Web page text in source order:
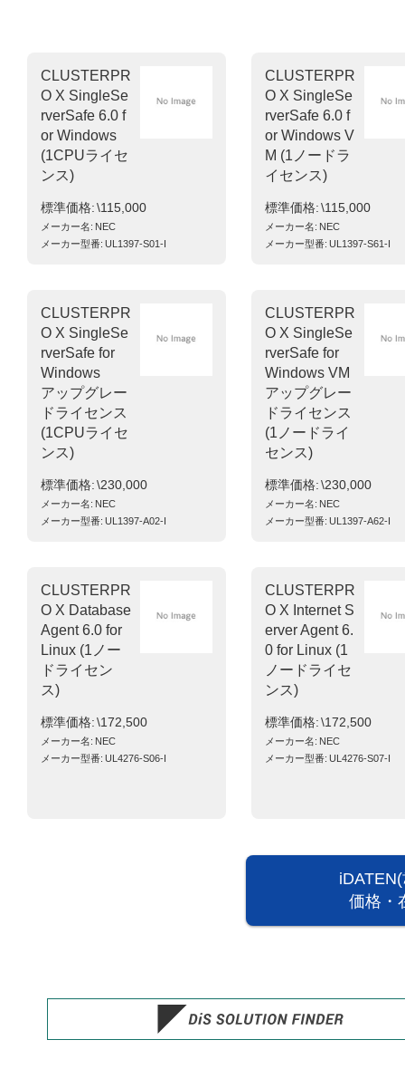
CLUSTERPR
O X SingleSe
rverSafe 6.0 f
or Windows
(1CPUライセ
ンス)
標準価格 \115,000
メーカー名 NEC
メーカー型番 UL1397-S01-I
CLUSTERPR
O X SingleSe
rverSafe 6.0 f
or Windows V
M (1ノードラ
イセンス)
標準価格 \115,000
メーカー名 NEC
メーカー型番 UL1397-S61-I
CLUSTERPR
O X SingleSe
rverSafe for
Windows
アップグレー
ドライセンス
(1CPUライセ
ンス)
標準価格 \230,000
メーカー名 NEC
メーカー型番 UL1397-A02-I
CLUSTERPR
O X SingleSe
rverSafe for
Windows VM
アップグレー
ドライセンス
(1ノードライ
センス)
標準価格 \230,000
メーカー名 NEC
メーカー型番 UL1397-A62-I
CLUSTERPR
O X Database
Agent 6.0 for
Linux (1ノー
ドライセン
ス)
標準価格 \172,500
メーカー名 NEC
メーカー型番 UL4276-S06-I
CLUSTERPR
O X Internet S
erver Agent 6.
0 for Linux (1
ノードライセ
ンス)
標準価格 \172,500
メーカー名 NEC
メーカー型番 UL4276-S07-I
価格・